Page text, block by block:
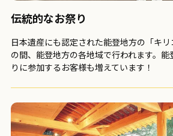
伝統的なお祭り
日本遺産にも認定された能登地方の「キ
の間、能登地方の各地域で行われます。
りに参加するお客様も増えています！